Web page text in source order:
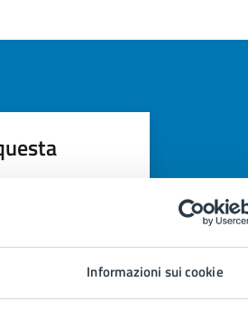
Informazioni sui cookie